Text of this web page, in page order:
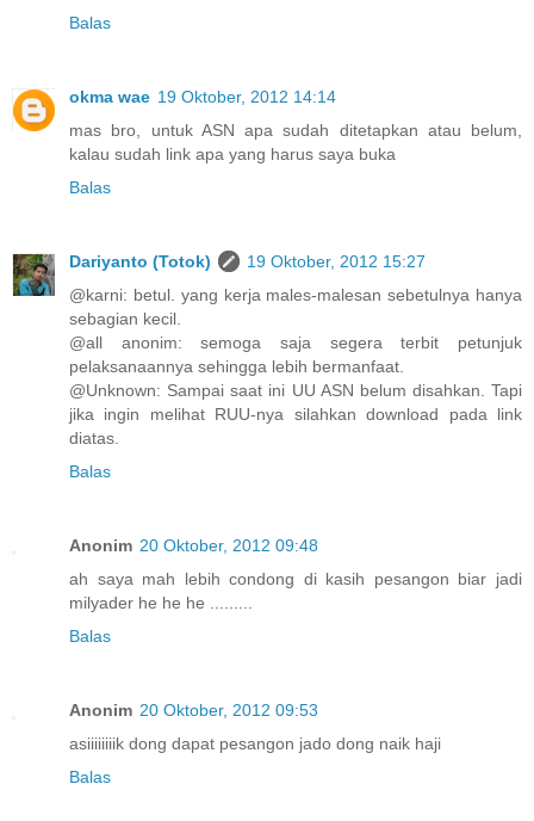
Balas
okma wae 19 Oktober, 2012 14:14
mas bro, untuk ASN apa sudah ditetapkan atau belum,
kalau sudah link apa yang harus saya buka
Balas
Dariyanto (Totok)
19 Oktober, 2012 15:27
@karni: betul. yang kerja males-malesan sebetulnya hanya
sebagian kecil.
@all anonim: semoga saja segera terbit petunjuk
pelaksanaannya sehingga lebih bermanfaat.
@Unknown: Sampai saat ini UU ASN belum disahkan. Tapi
jika ingin melihat RUU-nya silahkan download pada link
diatas.
Balas
Anonim 20 Oktober, 2012 09:48
ah saya mah lebih condong di kasih pesangon biar jadi
milyader he he he .........
Balas
Anonim 20 Oktober, 2012 09:53
asiiiiiiiik dong dapat pesangon jado dong naik haji
Balas